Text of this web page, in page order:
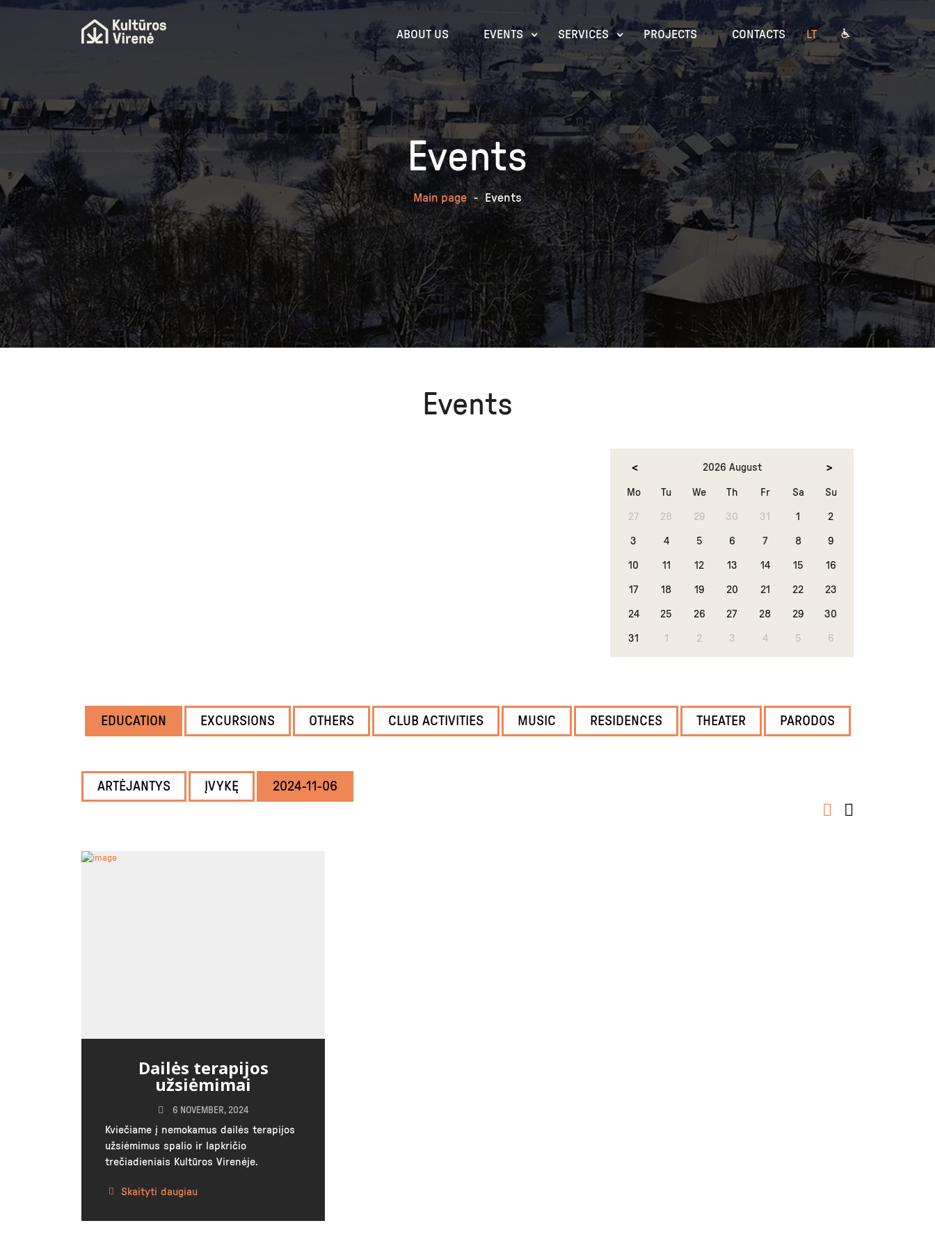
ABOUT US EVENTS SERVICES PROJECTS CONTACTS LT
Events
Main page - Events
Events
2026 August
Mo Tu We Th Fr Sa Su
27 28 29 30 31 1 2
3 4 5 6 7 8 9
10 11 12 13 14 15 16
17 18 19 20 21 22 23
24 25 26 27 28 29 30
31 1 2 3 4 5 6
EDUCATION EXCURSIONS OTHERS CLUB ACTIVITIES MUSIC RESIDENCES THEATER PARODOS
ARTĖJANTYS ĮVYKĘ 2024-11-06
Dailės terapijos
užsiėmimai
6 NOVEMBER, 2024
Kviečiame į nemokamus dailės terapijos
užsiėmimus spalio ir lapkričio
trečiadieniais Kultūros Virenėje.
Skaityti daugiau